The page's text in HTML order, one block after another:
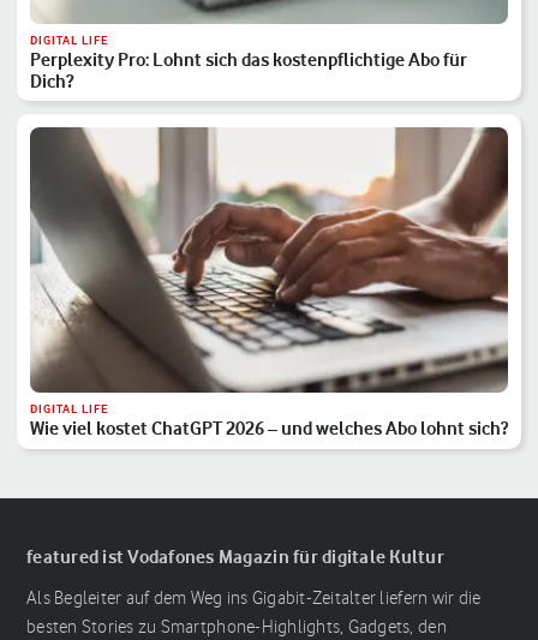
DIGITAL LIFE
Perplexity Pro: Lohnt sich das kostenpflichtige Abo für
Dich?
DIGITAL LIFE
Wie viel kostet ChatGPT 2026 – und welches Abo lohnt sich?
featured ist Vodafones Magazin für digitale Kultur
Als Begleiter auf dem Weg ins Gigabit-Zeitalter liefern wir die
besten Stories zu Smartphone-Highlights, Gadgets, den